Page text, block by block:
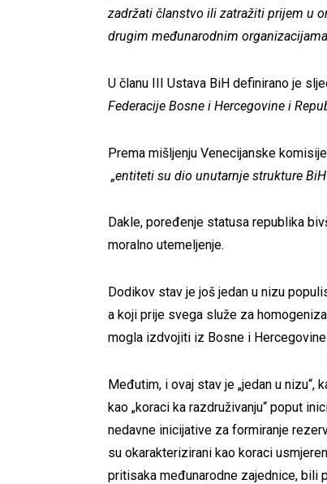
zadržati članstvo ili zatražiti prijem u
drugim međunarodnim
U članu III Ustava BiH definirano je
Federacije Bosne i Hercegovine i
Prema mišljenju Venecijanske
„entiteti su dio unutarnje strukture
Dakle, poređenje statusa republika
moralno utemeljenje.
Dodikov stav je još jedan u nizu
a koji prije svega služe za
mogla izdvojiti iz Bosne i
Međutim, i ovaj stav je „jedan u
kao „koraci ka razdruživanju“ poput
nedavne inicijative za formiranje
su okarakterizirani kao koraci
pritisaka međunarodne zajednice, bili